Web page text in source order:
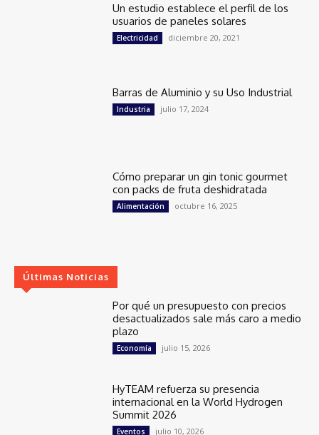
Un estudio establece el perfil de los
usuarios de paneles solares
Electricidad diciembre 20, 2021
Barras de Aluminio y su Uso Industrial
Industria julio 17, 2024
Cómo preparar un gin tonic gourmet
con packs de fruta deshidratada
Alimentación octubre 16, 2025
Últimas Noticias
Por qué un presupuesto con precios
desactualizados sale más caro a medio
plazo
Economía julio 15, 2026
HyTEAM refuerza su presencia
internacional en la World Hydrogen
Summit 2026
Eventos julio 10, 2026